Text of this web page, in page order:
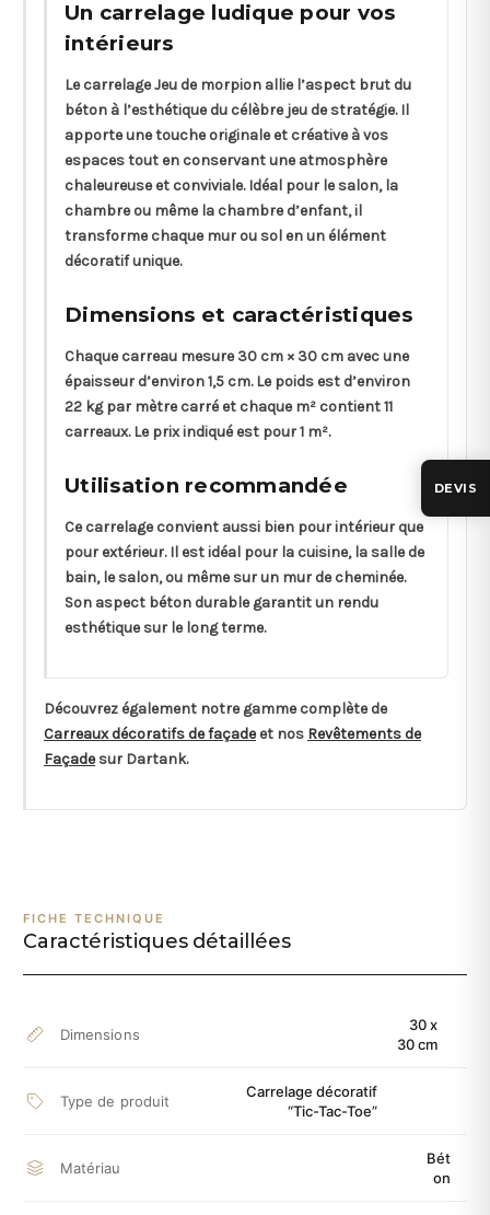
Un carrelage ludique pour vos
intérieurs
Le carrelage Jeu de morpion allie l’aspect brut du
béton à l’esthétique du célèbre jeu de stratégie. Il
apporte une touche originale et créative à vos
espaces tout en conservant une atmosphère
chaleureuse et conviviale. Idéal pour le salon, la
chambre ou même la chambre d’enfant, il
transforme chaque mur ou sol en un élément
décoratif unique.
Dimensions et caractéristiques
Chaque carreau mesure30 cm × 30 cm avec une
épaisseur d’environ 1,5 cm. Le poids est d’environ
22 kg par mètre carréet chaque m² contient11
carreaux. Le prix indiqué est pour 1 m².
Utilisation recommandée
Ce carrelage convient aussi bien pour intérieur que
pour extérieur. Il est idéal pour la cuisine, la salle de
bain, le salon, ou même sur un mur de cheminée.
Son aspect béton durable garantit un rendu
esthétique sur le long terme.
Découvrez également notre gamme complète de
Carreaux décoratifs de façadeet nos Revêtements de
Façadesur Dartank.
FICHE TECHNIQUE
Caractéristiques détaillées
Dimensions
30 x
30 cm
Type de produit
Carrelage décoratif
“Tic-Tac-Toe”
Matériau
Bét
on
DEVIS